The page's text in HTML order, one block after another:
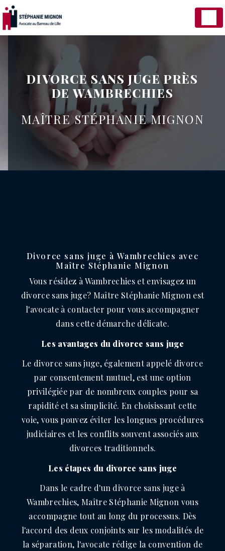
DIVORCE SANS JUGE PRÈS
DE WAMBRECHIES
MAÎTRE STÉPHANIE MIGNON
Divorce sans juge à Wambrechies avec
Maître Stéphanie Mignon
Vous résidez à Wambrechies et envisagez un
divorce sans juge? Maître Stéphanie Mignon est
l'avocate à contacter pour vous accompagner
dans cette démarche délicate.
Les avantages du divorce sans juge
Le divorce sans juge, également appelé divorce
par consentement mutuel, est une option
privilégiée par de nombreux couples pour sa
rapidité et sa simplicité. En choisissant cette
voie, vous pouvez éviter les longues procédures
judiciaires et les conflits souvent associés aux
divorces traditionnels.
Les étapes du divorce sans juge
Dans le cadre d'un divorce sans juge à
Wambrechies, Maître Stéphanie Mignon vous
accompagne tout au long du processus. Dès
l'accord des deux conjoints sur les modalités de
la séparation, l'avocate rédige la convention de
Panneau de gestion des cookies